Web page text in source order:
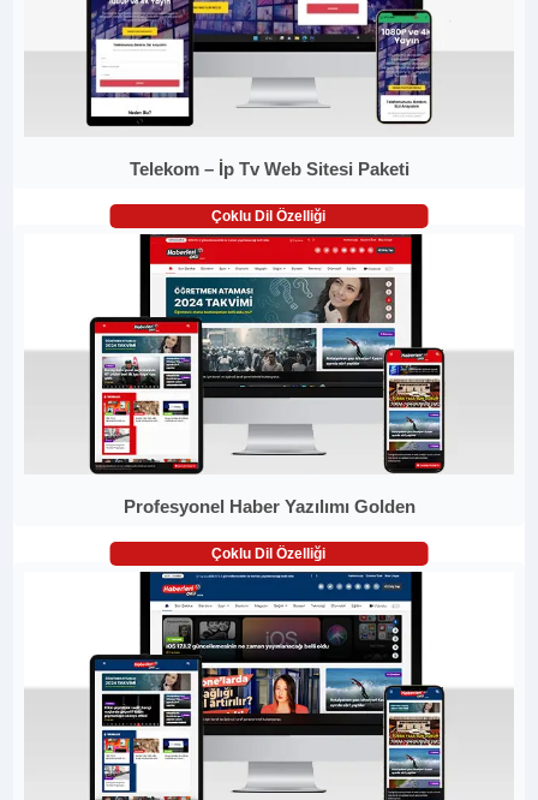
Telekom – İp Tv Web Sitesi Paketi
Çoklu Dil Özelliği
Profesyonel Haber Yazılımı Golden
Çoklu Dil Özelliği